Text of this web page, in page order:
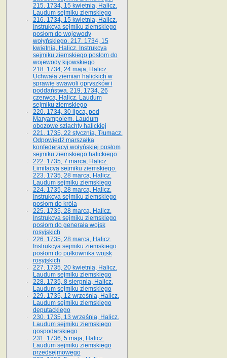
215. 1734, 15 kwietnia, Halicz.
Laudum sejmiku ziemskiego
216. 1734, 15 kwietnia, Halicz.
Instrukcya sejmiku ziemskiego
posłom do wojewody
wołyńskiego. 217. 1734, 15
kwietnia, Halicz. Instrukcya
sejmiku ziemskiego posłom do
wojewody kijowskiego
218. 1734, 24 maja, Halicz.
Uchwała ziemian halickich w
sprawie swawoli opryszków i
poddaństwa. 219. 1734, 26
czerwca, Halicz. Laudum
sejmiku ziemskiego
220. 1734, 30 lipca, pod
Maryampolem. Laudum
obozowe szlachty halickiej
221. 1735, 22 stycznia, Tłumacz.
Odpowiedź marszałka
konfederacyi wołyńskiej posłom
sejmiku ziemskiego halickiego
222. 1735, 7 marca, Halicz.
Limitacya sejmiku ziemskiego.
223. 1735, 28 marca, Halicz.
Laudum sejmiku ziemskiego
224. 1735, 28 marca, Halicz.
Instrukcya sejmiku ziemskiego
posłom do króla
225. 1735, 28 marca, Halicz.
Instrukcya sejmiku ziemskiego
posłom do generała wojsk
rosyjskich
226. 1735, 28 marca, Halicz.
Instrukcya sejmiku ziemskiego
posłom do pułkownika wojsk
rosyjskich
227. 1735, 20 kwietnia, Halicz.
Laudum sejmiku ziemskiego
228. 1735, 8 sierpnia, Halicz.
Laudum sejmiku ziemskiego
229. 1735, 12 września, Halicz.
Laudum sejmiku ziemskiego
deputackiego
230. 1735, 13 września, Halicz.
Laudum sejmiku ziemskiego
gospodarskiego
231. 1736, 5 maja, Halicz.
Laudum sejmiku ziemskiego
przedsejmowego